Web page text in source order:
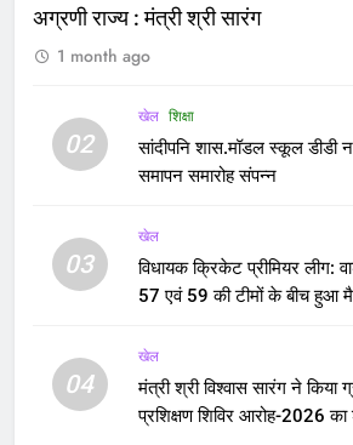
अग्रणी राज्य : मंत्री श्री सारंग
1 month ago
02
खेल शिक्षा
सांदीपनि शास.मॉडल स्कूल
समापन समारोह संपन्न
03
खेल
विधायक क्रिकेट प्रीमियर लीग:
57 एवं 59 की टीमों के बीच हुआ
04
खेल
मंत्री श्री विश्वास सारंग ने किया
प्रशिक्षण शिविर आरोह-2026